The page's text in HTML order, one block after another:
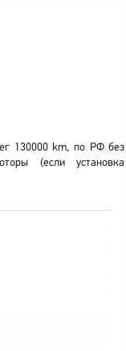
130000 km, по РФ без
(если установка